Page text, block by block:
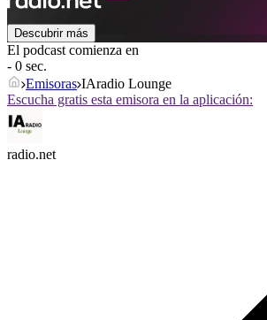
Descubrir más
El podcast comienza en
- 0 sec.
Emisoras IAradio Lounge
Escucha gratis esta emisora en la aplicación:
radio.net